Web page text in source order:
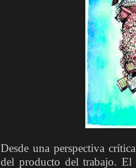
Desde una perspectiva
del producto del trabajo.